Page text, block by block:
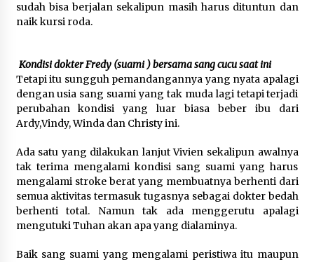
sudah bisa berjalan sekalipun masih harus dituntun dan
naik kursi roda.
Kondisi dokter Fredy (suami ) bersama sang cucu saat ini
Tetapi itu sungguh pemandangannya yang nyata apalagi
dengan usia sang suami yang tak muda lagi tetapi terjadi
perubahan kondisi yang luar biasa beber ibu dari
Ardy,Vindy, Winda dan Christy ini.
Ada satu yang dilakukan lanjut Vivien sekalipun awalnya
tak terima mengalami kondisi sang suami yang harus
mengalami stroke berat yang membuatnya berhenti dari
semua aktivitas termasuk tugasnya sebagai dokter bedah
berhenti total. Namun tak ada menggerutu apalagi
mengutuki Tuhan akan apa yang dialaminya.
Baik sang suami yang mengalami peristiwa itu maupun